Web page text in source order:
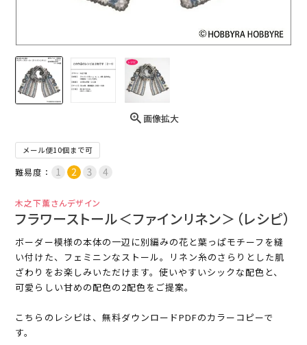
画像拡大
メール便10個まで可
難易度：
木之下薫さんデザイン
フラワーストール＜ファインリネン＞（レシピ）
ボーダー模様の本体の一辺に別編みの花と葉っぱモチーフを縫
い付けた、フェミニンなストール。リネン糸のさらりとした肌
ざわりをお楽しみいただけます。使いやすいシックな配色と、
可愛らしい甘めの配色の2配色をご提案。
こちらのレシピは、無料ダウンロードPDFのカラーコピーで
す。